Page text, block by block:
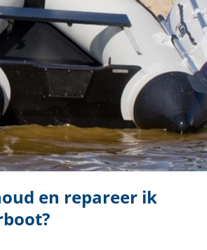
en repareer ik